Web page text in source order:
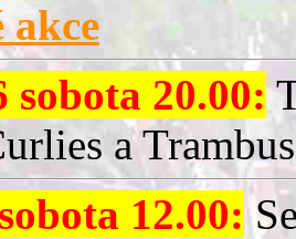
akce
sobota 20.00:
a
12.00: